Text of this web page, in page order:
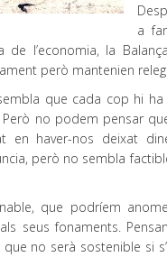
a
de l’economia, la
però mantenien
que cada cop hi
no podem pensar
en haver-nos deixat
però no sembla
que podríem
seus fonaments.
que no serà sostenible si